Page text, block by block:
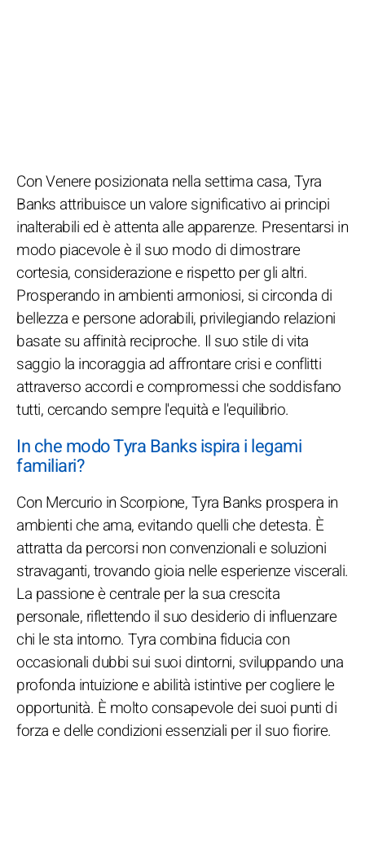
Con Venere posizionata nella settima casa, Tyra
Banks attribuisce un valore significativo ai principi
inalterabili ed è attenta alle apparenze. Presentarsi in
modo piacevole è il suo modo di dimostrare
cortesia, considerazione e rispetto per gli altri.
Prosperando in ambienti armoniosi, si circonda di
bellezza e persone adorabili, privilegiando relazioni
basate su affinità reciproche. Il suo stile di vita
saggio la incoraggia ad affrontare crisi e conflitti
attraverso accordi e compromessi che soddisfano
tutti, cercando sempre l'equità e l'equilibrio.
In che modo Tyra Banks ispira i legami
familiari?
Con Mercurio in Scorpione, Tyra Banks prospera in
ambienti che ama, evitando quelli che detesta. È
attratta da percorsi non convenzionali e soluzioni
stravaganti, trovando gioia nelle esperienze viscerali.
La passione è centrale per la sua crescita
personale, riflettendo il suo desiderio di influenzare
chi le sta intorno. Tyra combina fiducia con
occasionali dubbi sui suoi dintorni, sviluppando una
profonda intuizione e abilità istintive per cogliere le
opportunità. È molto consapevole dei suoi punti di
forza e delle condizioni essenziali per il suo fiorire.